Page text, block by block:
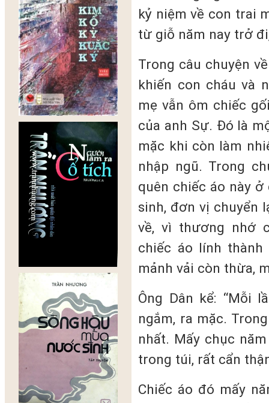
kỷ niệm về con trai
từ giỗ năm nay trở
Trong câu chuyện
khiến con cháu và
mẹ vẫn ôm chiếc
của anh Sự. Đó là
mặc khi còn làm
nhập ngũ. Trong
quên chiếc áo này ở
sinh, đơn vị chuyển
về, vì thương nhớ
chiếc áo lính
mảnh vải còn thừa,
Ông Dân kể: “Mỗi
ngắm, ra mặc.
nhất. Mấy chục
trong túi, rất cẩn
Chiếc áo đó mấy